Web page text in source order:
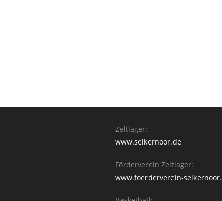
Zeltlager:
www.selkernoor.de
Förderverein Zeltlager:
www.foerderverein-